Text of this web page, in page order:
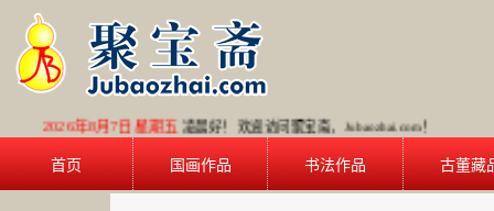
2026年8月7日 星期五 凌晨好！ 欢迎访问聚宝斋，Jubaozhai.com！
首页 国画作品 书法作品 古董藏